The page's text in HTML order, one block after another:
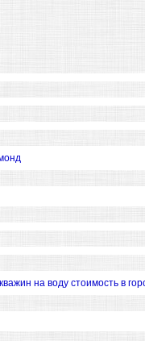
на воду стоимость в